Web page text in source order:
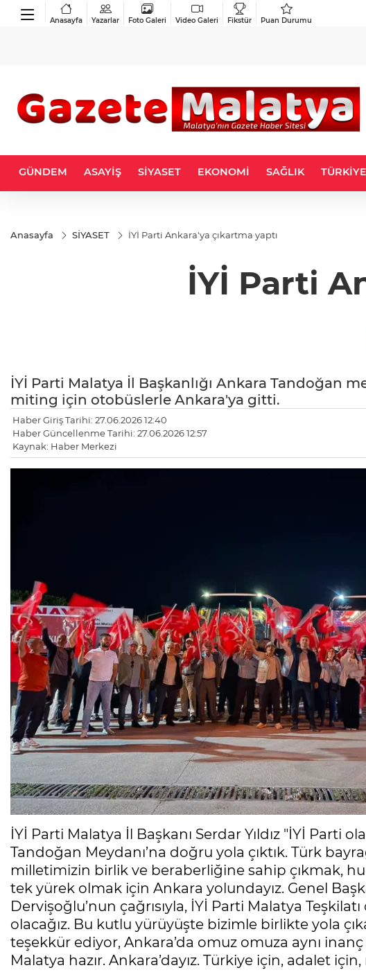
Anasayfa Yazarlar Foto Galeri Video Galeri Fikstür Puan Durumu
GÜNDEM ASAYİŞ SİYASET EKONOMİ SAĞLIK TÜRKİYE
Anasayfa SİYASET İYİ Parti Ankara'ya çıkartma yaptı
İYİ Parti
İYİ Parti Malatya İl Başkanlığı Ankara Tandoğan
miting için otobüslerle Ankara'ya gitti.
Haber Giriş Tarihi: 27.06.2026 12:40
Haber Güncellenme Tarihi: 27.06.2026 12:57
Kaynak: Haber Merkezi
İYİ Parti Malatya İl Başkanı Serdar Yıldız "İYİ Parti
Tandoğan Meydanı’na doğru yola çıktık. Türk
milletimizin birlik ve beraberliğine sahip çıkmak,
tek yürek olmak için Ankara yolundayız. Genel
Dervişoğlu’nun çağrısıyla, İYİ Parti Malatya
olacağız. Bu kutlu yürüyüşte bizimle birlikte yola
teşekkür ediyor, Ankara’da omuz omuza aynı inanç
Malatya hazır. Ankara’dayız. Türkiye için, adalet